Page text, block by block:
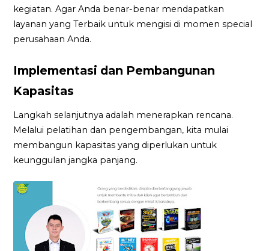
kegiatan. Agar Anda benar-benar mendapatkan
layanan yang Terbaik untuk mengisi di momen special
perusahaan Anda.
Implementasi dan Pembangunan
Kapasitas
Langkah selanjutnya adalah menerapkan rencana.
Melalui pelatihan dan pengembangan, kita mulai
membangun kapasitas yang diperlukan untuk
keunggulan jangka panjang.